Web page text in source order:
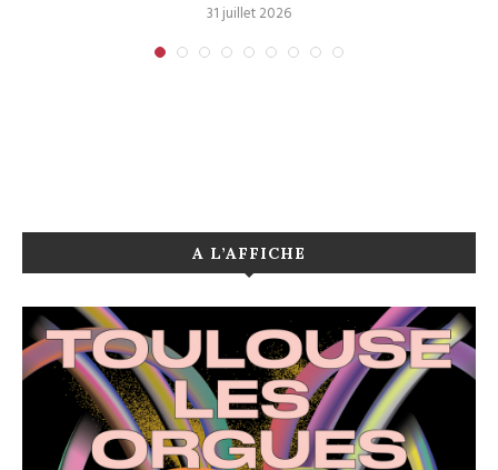
31 juillet 2026
A L’AFFICHE